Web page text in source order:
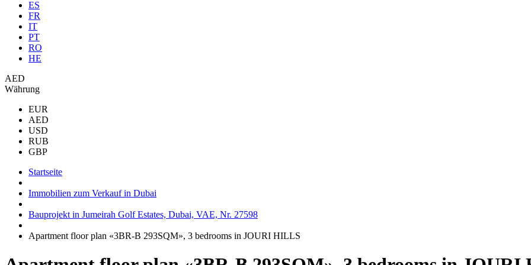
ES
FR
IT
PT
RO
HE
AED
Währung
EUR
AED
USD
RUB
GBP
Startseite
Immobilien zum Verkauf in Dubai
Bauprojekt in Jumeirah Golf Estates, Dubai, VAE, Nr. 27598
Apartment floor plan «3BR-B 293SQM», 3 bedrooms in JOURI HILLS